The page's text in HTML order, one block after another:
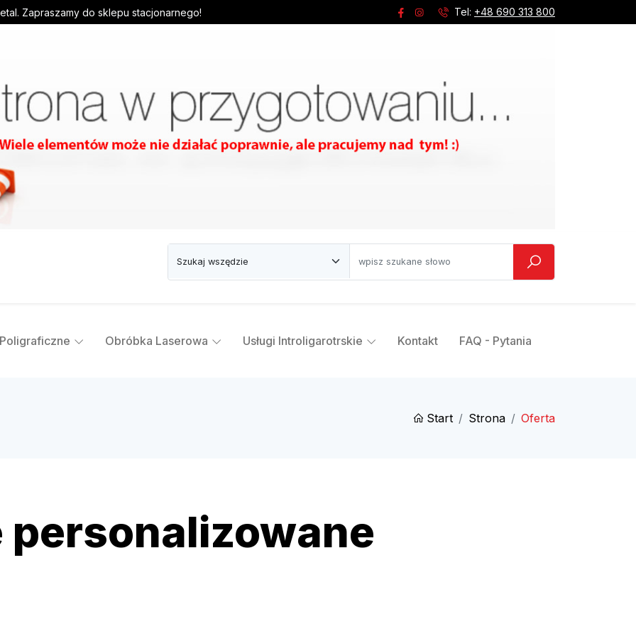
Zapraszamy do sklepu stacjonarnego! Tel: +48 690 313 800
Obróbka Laserowa Usługi Introligarotrskie Kontakt FAQ - Pytania
Start Strona Oferta
personalizowane